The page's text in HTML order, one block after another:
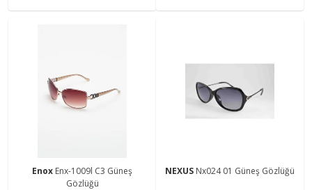
Enox Enx-1009l C3 Güneş
Gözlüğü
NEXUS Nx024 01 Güneş Gözlüğü